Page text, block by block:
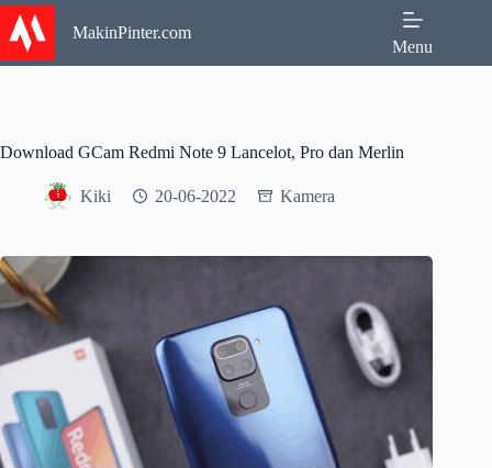
Skip
content
MakinPinter.com
Menu
Download GCam Redmi Note 9 Lancelot, Pro dan Merlin
Kiki 20-06-2022 Kamera